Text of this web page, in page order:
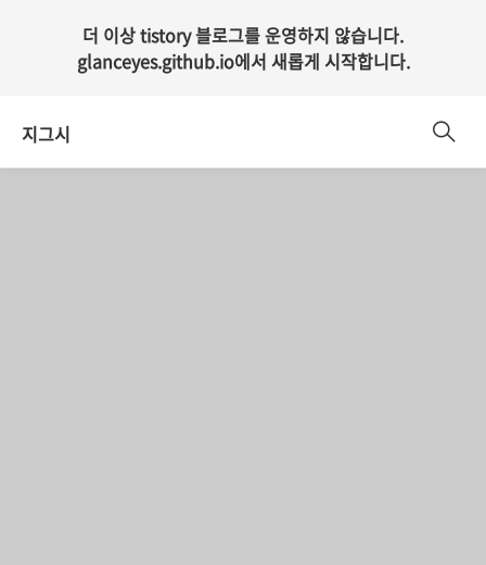
더 이상 tistory 블로그를 운영하지 않습니다.
glanceyes.github.io에서 새롭게 시작합니다.
지그시